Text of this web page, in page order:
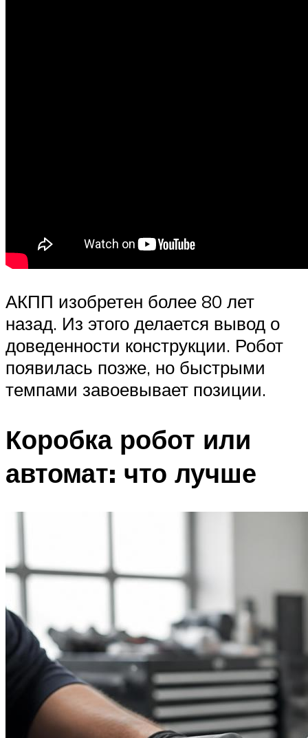
АКПП изобретен более 80 лет
назад. Из этого делается вывод о
доведенности конструкции. Робот
появилась позже, но быстрыми
темпами завоевывает позиции.
Коробка робот или
автомат: что лучше